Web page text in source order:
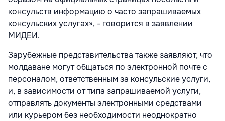
консульств информацию о часто запрашиваемых
консульских услугах», - говорится в заявлении
МИДЕИ.
Зарубежные представительства также заявляют, что
молдаване могут общаться по электронной почте с
персоналом, ответственным за консульские услуги,
и, в зависимости от типа запрашиваемой услуги,
отправлять документы электронными средствами
или курьером без необходимости неоднократно